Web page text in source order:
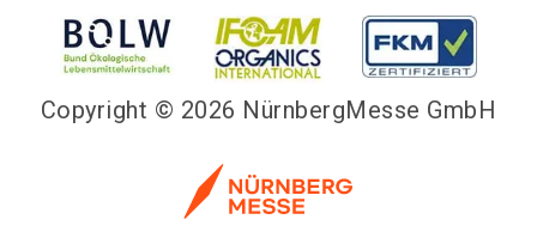
Copyright © 2026 NürnbergMesse GmbH